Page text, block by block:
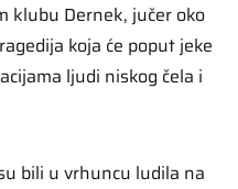
klubu Dernek, jučer oko
koja će poput jeke
ljudi niskog čela i
bili u vrhuncu ludila na